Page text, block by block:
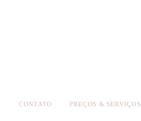
CONTATO PREÇOS & SERVIÇOS